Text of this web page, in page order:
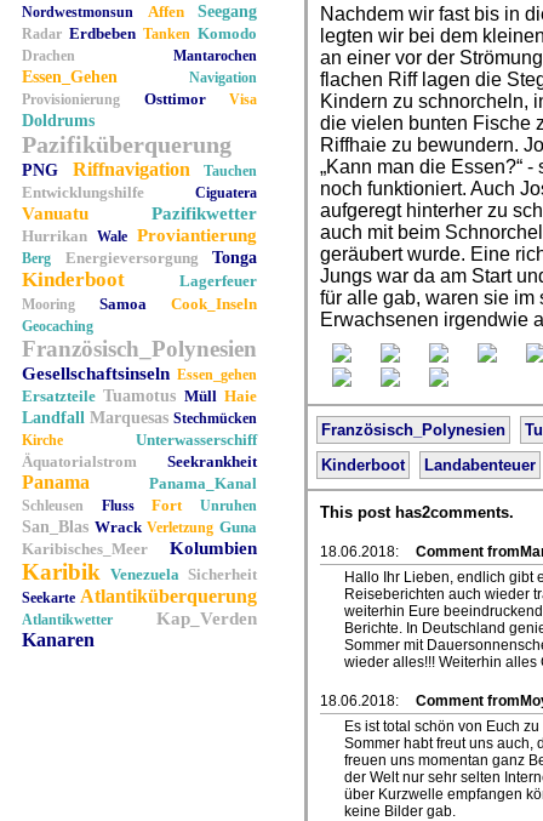
Nordwestmonsun Affen Seegang
Radar Erdbeben Tanken Komodo
Drachen Mantarochen
Essen_Gehen
Navigation
Provisionierung
Osttimor Visa
Doldrums
Pazifiküberquerung
PNG Riffnavigation Tauchen
Entwicklungshilfe Ciguatera
Vanuatu Pazifikwetter
Hurrikan Wale Proviantierung
Berg Energieversorgung Tonga
Kinderboot Lagerfeuer
Mooring Samoa Cook_Inseln
Geocaching
Französisch_Polynesien
Gesellschaftsinseln Essen_gehen
Ersatzteile Tuamotus Müll Haie
Landfall Marquesas Stechmücken
Kirche
Unterwasserschiff
Äquatorialstrom
Seekrankheit
Panama Panama_Kanal
Schleusen Fluss Fort Unruhen
San_Blas Wrack Verletzung Guna
Karibisches_Meer
Kolumbien
Karibik Venezuela Sicherheit
Seekarte Atlantiküberquerung
Atlantikwetter Kap_Verden
Kanaren
Nachdem wir fast bis in
legten wir bei dem
an einer vor der
flachen Riff lagen die
Kindern zu schnorcheln,
die vielen bunten Fische
Riffhaie zu bewundern.
„Kann man die Essen?“
noch funktioniert. Auch
aufgeregt hinterher zu
auch mit beim
geräubert wurde. Eine
Jungs war da am Start
für alle gab, waren sie
Erwachsenen irgendwie
Französisch_Polynesien
Kinderboot
Landabenteuer
This post has2comments.
18.06.2018:
Comment
Hallo Ihr Lieben, endlich gibt
Reiseberichten auch wieder
weiterhin Eure
Berichte. In Deutschland
Sommer mit
wieder alles!!! Weiterhin alles
18.06.2018:
Comment
Es ist total schön von Euch
Sommer habt freut uns auch,
freuen uns momentan ganz
der Welt nur sehr selten
über Kurzwelle empfangen
keine Bilder gab.